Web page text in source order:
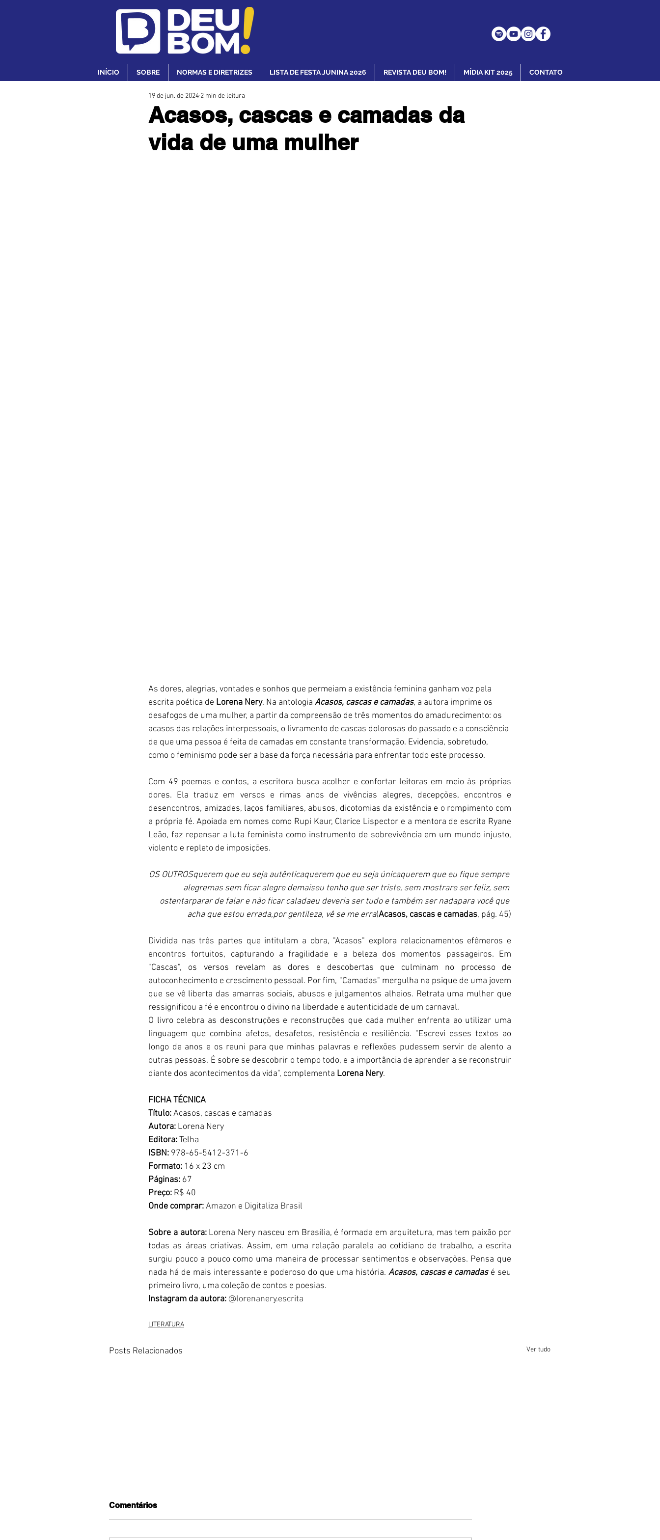
INÍCIO SOBRE NORMAS E DIRETRIZES LISTA DE FESTA JUNINA 2026 REVISTA DEU BOM! MÍDIA KIT 2025 CONTATO
Acasos, cascas e camadas da
vida de uma mulher
19 de jun. de 2024 2 min de leitura
As dores, alegrias, vontades e sonhos que permeiam a existência feminina ganham voz pela
escrita poética de Lorena Nery. Na antologia Acasos, cascas e camadas, a autora imprime os
desafogos de uma mulher, a partir da compreensão de três momentos do amadurecimento: os
acasos das relações interpessoais, o livramento de cascas dolorosas do passado e a consciência
de que uma pessoa é feita de camadas em constante transformação. Evidencia, sobretudo,
como o feminismo pode ser a base da força necessária para enfrentar todo este processo.
Com 49 poemas e contos, a escritora busca acolher e confortar leitoras em meio às próprias
dores. Ela traduz em versos e rimas anos de vivências alegres, decepções, encontros e
desencontros, amizades, laços familiares, abusos, dicotomias da existência e o rompimento com
a própria fé. Apoiada em nomes como Rupi Kaur, Clarice Lispector e a mentora de escrita Ryane
Leão, faz repensar a luta feminista como instrumento de sobrevivência em um mundo injusto,
violento e repleto de imposições.
OS OUTROSquerem que eu seja autênticaquerem que eu seja únicaquerem que eu fique sempre
alegremas sem ficar alegre demaiseu tenho que ser triste, sem mostrare ser feliz, sem
ostentarparar de falar e não ficar caladaeu deveria ser tudo e também ser nadapara você que
acha que estou errada,por gentileza, vê se me erra(Acasos, cascas e camadas, pág. 45)
Dividida nas três partes que intitulam a obra, "Acasos" explora relacionamentos efêmeros e
encontros fortuitos, capturando a fragilidade e a beleza dos momentos passageiros. Em
"Cascas", os versos revelam as dores e descobertas que culminam no processo de
autoconhecimento e crescimento pessoal. Por fim, "Camadas" mergulha na psique de uma jovem
que se vê liberta das amarras sociais, abusos e julgamentos alheios. Retrata uma mulher que
ressignificou a fé e encontrou o divino na liberdade e autenticidade de um carnaval.
O livro celebra as desconstruções e reconstruções que cada mulher enfrenta ao utilizar uma
linguagem que combina afetos, desafetos, resistência e resiliência. "Escrevi esses textos ao
longo de anos e os reuni para que minhas palavras e reflexões pudessem servir de alento a
outras pessoas. É sobre se descobrir o tempo todo, e a importância de aprender a se reconstruir
diante dos acontecimentos da vida", complementa Lorena Nery.
FICHA TÉCNICA
Título: Acasos, cascas e camadas
Autora: Lorena Nery
Editora: Telha
ISBN: 978-65-5412-371-6
Formato: 16 x 23 cm
Páginas: 67
Preço: R$ 40
Onde comprar: Amazon e Digitaliza Brasil
Sobre a autora: Lorena Nery nasceu em Brasília, é formada em arquitetura, mas tem paixão por
todas as áreas criativas. Assim, em uma relação paralela ao cotidiano de trabalho, a escrita
surgiu pouco a pouco como uma maneira de processar sentimentos e observações. Pensa que
nada há de mais interessante e poderoso do que uma história. Acasos, cascas e camadas é seu
primeiro livro, uma coleção de contos e poesias.
Instagram da autora: @lorenanery.escrita
LITERATURA
Posts Relacionados Ver tudo
Comentários